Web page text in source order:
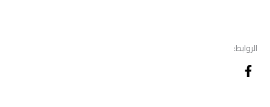
الروابط: